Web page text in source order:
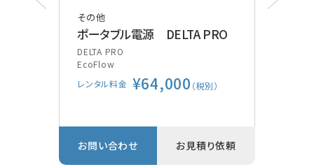
その他
ポータブル電源 DELTA PRO
DELTA PRO
EcoFlow
レンタル料金 ¥64,000 （税別）
お問い合わせ お見積り依頼